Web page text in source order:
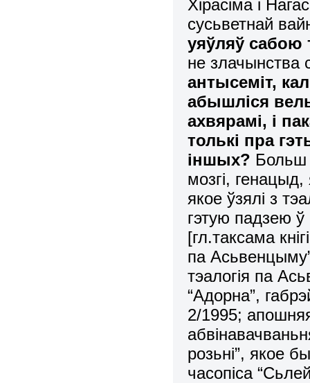
Хірасіма і
сусьветнай
уяўляў сабою
не злачынства
антысеміт,
абышліся
ахвярамі, і
толькі пра
іншых? Больш
мозгі,
якое ўзялі з
гэтую падзею
[гл.таксама
па
тэалогія па
“Адорна”,
2/1995;
розьні”, якое
часопіса